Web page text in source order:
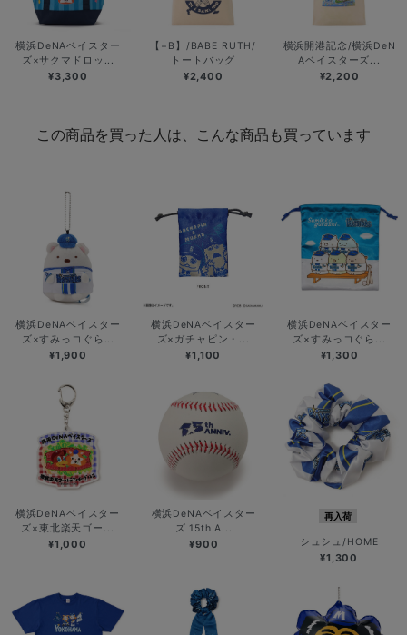
横浜DeNAベイスター
ズ×サクマドロッ...
¥3,300
【+B】/BABE RUTH/
トートバッグ
¥2,400
横浜開港記念/横浜DeN
Aベイスターズ...
¥2,200
この商品を買った人は、こんな商品も買っています
横浜DeNAベイスター
ズ×すみっコぐら...
¥1,900
横浜DeNAベイスター
ズ×ガチャピン・...
¥1,100
横浜DeNAベイスター
ズ×すみっコぐら...
¥1,300
横浜DeNAベイスター
ズ×東北楽天ゴー...
¥1,000
横浜DeNAベイスター
ズ 15th A...
¥900
再入荷
シュシュ/HOME
¥1,300